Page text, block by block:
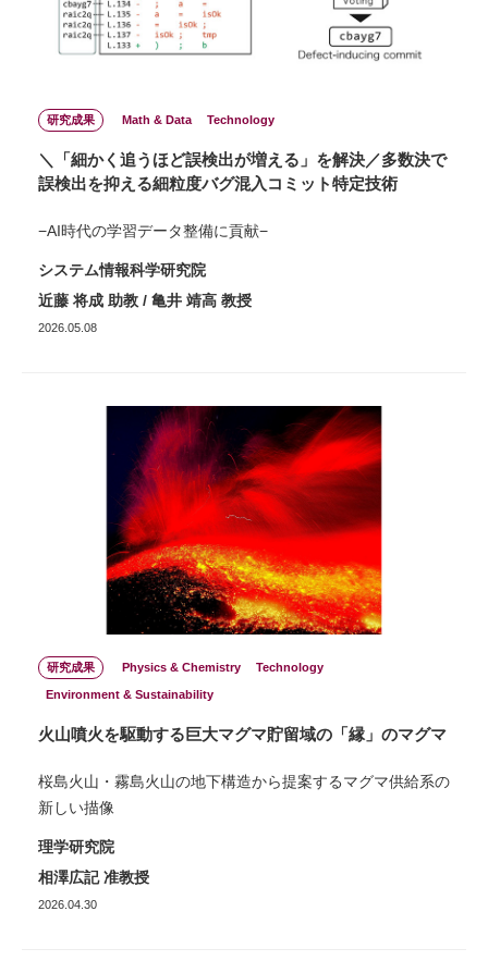
研究成果 Math & Data Technology
＼「細かく追うほど誤検出が増える」を解決／多数決で
誤検出を抑える細粒度バグ混入コミット特定技術
−AI時代の学習データ整備に貢献−
システム情報科学研究院
近藤 将成 助教 / 亀井 靖高 教授
2026.05.08
研究成果 Physics & Chemistry Technology
Environment & Sustainability
火山噴火を駆動する巨大マグマ貯留域の「縁」のマグマ
桜島火山・霧島火山の地下構造から提案するマグマ供給系の
新しい描像
理学研究院
相澤広記 准教授
2026.04.30